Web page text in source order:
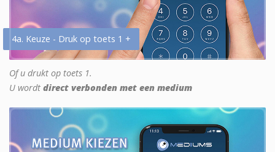
4a. Keuze - Druk op toets 1 +
Of u drukt op toets 1.
U wordt direct verbonden met een medium